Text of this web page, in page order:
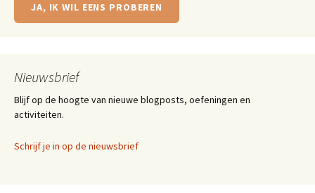
JA, IK WIL EENS PROBEREN
Nieuwsbrief
Blijf op de hoogte van nieuwe blogposts, oefeningen en
activiteiten.
Schrijf je in op de nieuwsbrief